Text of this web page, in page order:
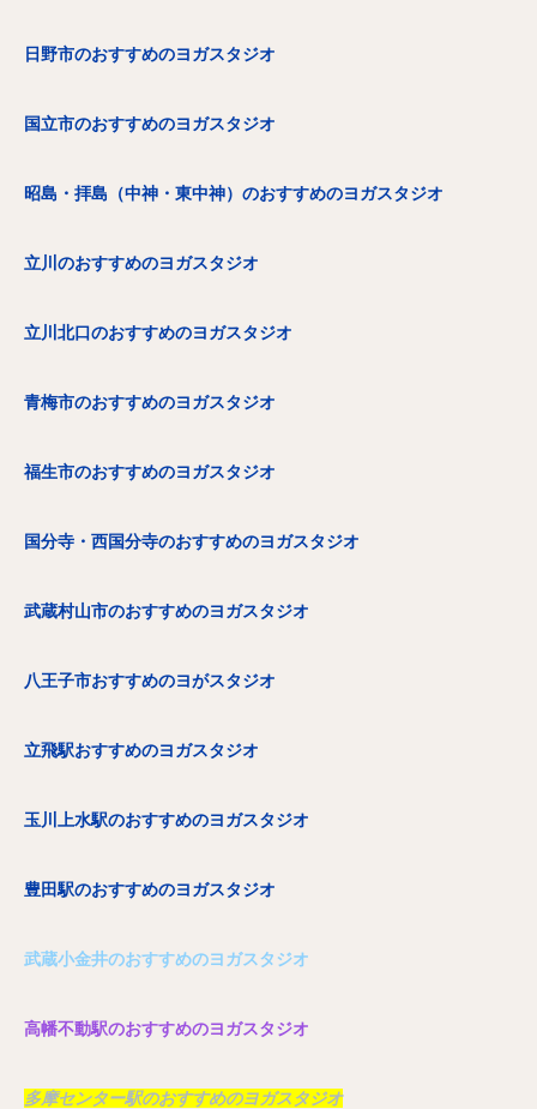
日野市のおすすめのヨガスタジオ
国立市のおすすめのヨガスタジオ
昭島・拝島（中神・東中神）のおすすめのヨガスタジオ
立川のおすすめのヨガスタジオ
立川北口のおすすめのヨガスタジオ
青梅市のおすすめのヨガスタジオ
福生市のおすすめのヨガスタジオ
国分寺・西国分寺のおすすめのヨガスタジオ
武蔵村山市のおすすめのヨガスタジオ
八王子市おすすめのヨがスタジオ
立飛駅おすすめのヨガスタジオ
玉川上水駅のおすすめのヨガスタジオ
豊田駅のおすすめのヨガスタジオ
武蔵小金井のおすすめのヨガスタジオ
高幡不動駅のおすすめのヨガスタジオ
多摩センター駅のおすすめのヨガスタジオ